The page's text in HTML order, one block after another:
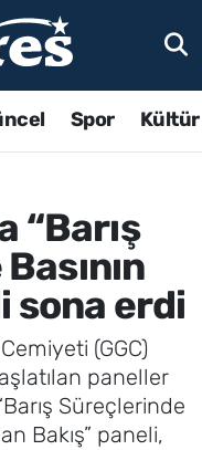
Spor
“Barış
sona erdi
(GGC)
paneller
Süreçlerinde
Bakış” paneli,